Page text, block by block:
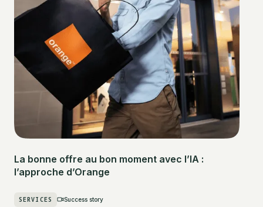
La bonne offre au bon moment avec l’IA :
l’approche d’Orange
SERVICES Success story